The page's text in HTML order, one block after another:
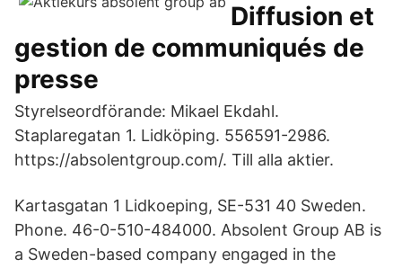
Diffusion et
gestion de communiqués de
presse
Styrelseordförande: Mikael Ekdahl.
Staplaregatan 1. Lidköping. 556591-2986.
https://absolentgroup.com/. Till alla aktier.
Kartasgatan 1 Lidkoeping, SE-531 40 Sweden.
Phone. 46-0-510-484000. Absolent Group AB is
a Sweden-based company engaged in the